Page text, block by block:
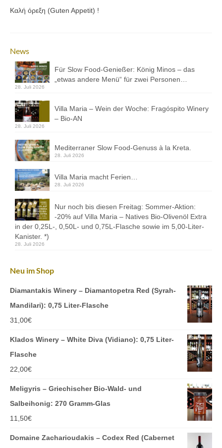
Datenschutz
Καλή όρεξη (Guten Appetit) !
News
Für Slow Food-Genießer: König Minos – das
„etwas andere Menü“ für zwei Personen…
28. Juli 2026
Villa Maria – Wein der Woche: Fragóspito Winery
– Bio-AN
28. Juli 2026
Mediterraner Slow Food-Genuss à la Kreta.
28. Juli 2026
Villa Maria macht Ferien…
28. Juli 2026
Nur noch bis diesen Freitag: Sommer-Aktion:
-20% auf Villa Maria – Natives Bio-Olivenöl Extra
in der 0,25L-, 0,50L- und 0,75L-Flasche sowie im 5,00-Liter-
Kanister. *)
28. Juli 2026
Neu im Shop
Diamantakis Winery – Diamantopetra Red (Syrah-
Mandilari): 0,75 Liter-Flasche
31,00€
Klados Winery – White Diva (Vidiano): 0,75 Liter-
Flasche
22,00€
Meligyris – Griechischer Bio-Wald- und
Salbeihonig: 270 Gramm-Glas
11,50€
Domaine Zacharioudakis – Codex Red (Cabernet